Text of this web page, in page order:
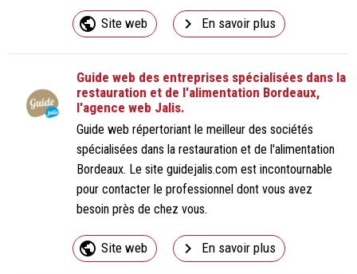
public Site web navigate_next En savoir plus
Guide web des entreprises spécialisées dans la
restauration et de l'alimentation Bordeaux,
l'agence web Jalis.
Guide web répertoriant le meilleur des sociétés
spécialisées dans la restauration et de l'alimentation
Bordeaux. Le site guidejalis.com est incontournable
pour contacter le professionnel dont vous avez
besoin près de chez vous.
public Site web navigate_next En savoir plus